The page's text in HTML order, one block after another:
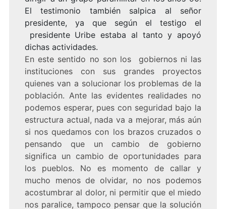
El testimonio también salpica al señor
presidente, ya que según el testigo el
presidente Uribe estaba al tanto y apoyó
dichas actividades.
En este sentido no son los gobiernos ni las
instituciones con sus grandes proyectos
quienes van a solucionar los problemas de la
población. Ante las evidentes realidades no
podemos esperar, pues con seguridad bajo la
estructura actual, nada va a mejorar, más aún
si nos quedamos con los brazos cruzados o
pensando que un cambio de gobierno
significa un cambio de oportunidades para
los pueblos. No es momento de callar y
mucho menos de olvidar, no nos podemos
acostumbrar al dolor, ni permitir que el miedo
nos paralice, tampoco pensar que la solución